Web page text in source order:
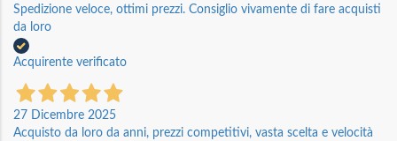
Spedizione veloce, ottimi prezzi. Consiglio vivamente di fare acquisti
da loro
Acquirente verificato
27 Dicembre 2025
Acquisto da loro da anni, prezzi competitivi, vasta scelta e velocità